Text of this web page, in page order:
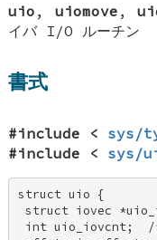
uio , uiomove ,
イバ I/O ルーチン
書式
#include < sys/
#include < sys/
struct uio {
struct iovec
int uio_iovcnt;  /*